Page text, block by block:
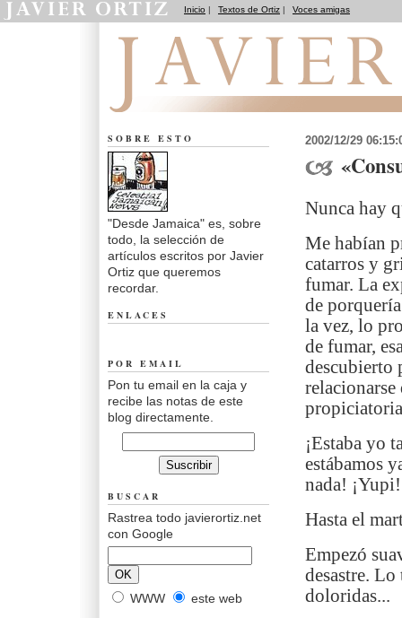
Inicio | Textos de Ortiz | Voces amigas
2002/12/29
Nunca hay
Me habían
catarros y
fumar. La
de
la vez, lo
de fumar,
descubierto
¡Estaba yo
estábamos
nada! ¡Yupi!
Hasta el
Empezó
desastre.
doloridas...
SOBRE ESTO
"Desde Jamaica" es, sobre
todo, la selección de
artículos escritos por Javier
Ortiz que queremos
recordar.
ENLACES
POR EMAIL
Pon tu email en la caja y
recibe las notas de este
blog directamente.
BUSCAR
Rastrea todo javierortiz.net
con Google
WWW este web